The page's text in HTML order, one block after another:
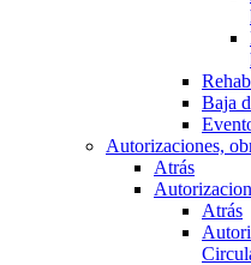
Baja
Autorizaciones,
Atrás
Atrás